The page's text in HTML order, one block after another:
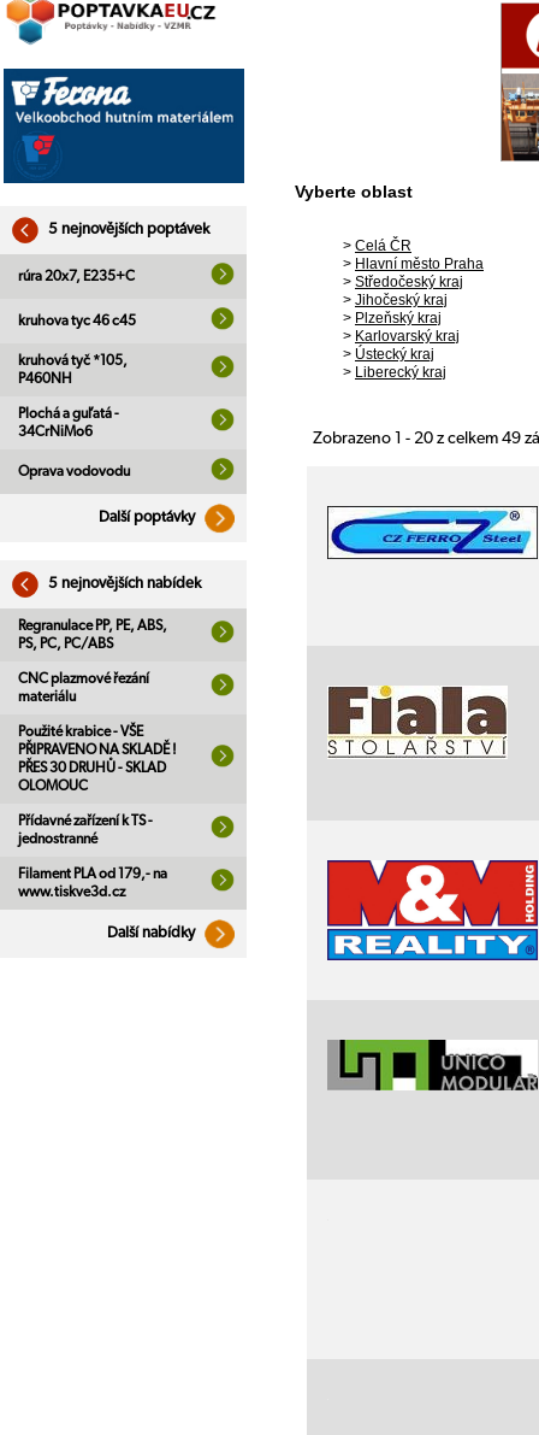
5 nejnovějších poptávek
rúra 20x7, E235+C
kruhova tyc 46 c45
kruhová tyč *105,
P460NH
Plochá a guľatá -
34CrNiMo6
Oprava vodovodu
Další poptávky
5 nejnovějších nabídek
Regranulace PP, PE, ABS,
PS, PC, PC/ABS
CNC plazmové řezání
materiálu
Použité krabice - VŠE
PŘIPRAVENO NA SKLADĚ !
PŘES 30 DRUHŮ - SKLAD
OLOMOUC
Přídavné zařízení k TS -
jednostranné
Filament PLA od 179,- na
www.tiskve3d.cz
Další nabídky
Vyberte oblast
> Celá ČR
> Hlavní město Praha
> Středočeský kraj
> Jihočeský kraj
> Plzeňský kraj
> Karlovarský kraj
> Ústecký kraj
> Liberecký kraj
Zobrazeno 1 - 20 z celkem 49